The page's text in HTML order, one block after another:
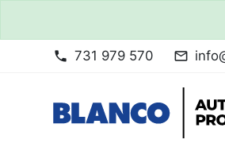
phone 731 979 570 mail_outline